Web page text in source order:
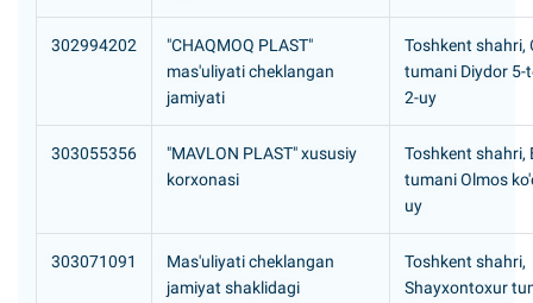
302994202
"CHAQMOQ PLAST"
mas'uliyati cheklangan
jamiyati
Toshkent shahri,
tumani Diydor 5-
2-uy
303055356
"MAVLON PLAST" xususiy
korxonasi
Toshkent shahri,
tumani Olmos
uy
303071091
Mas'uliyati cheklangan
jamiyat shaklidagi
Toshkent shahri,
Shayxontoxur